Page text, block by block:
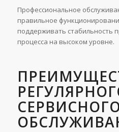
Профессиональное
правильное
поддерживать стабильность
процесса на высоком уровне.